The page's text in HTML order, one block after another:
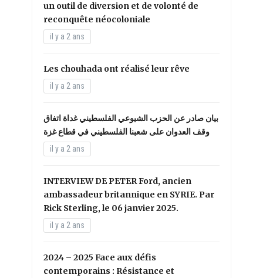
un outil de diversion et de volonté de
reconquête néocoloniale
il y a 2 ans
Les chouhada ont réalisé leur rêve
il y a 2 ans
بيان صادر عن الحزب الشيوعي الفلسطيني غداة اتفاق
وقف العدوان على شعبنا الفلسطيني في قطاع غزة
il y a 2 ans
INTERVIEW DE PETER Ford, ancien
ambassadeur britannique en SYRIE. Par
Rick Sterling, le 06 janvier 2025.
il y a 2 ans
2024 – 2025 Face aux défis
contemporains : Résistance et